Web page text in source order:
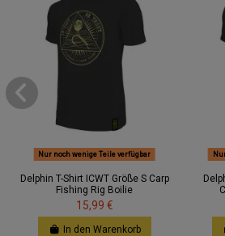
Nur noch wenige Teile verfügbar
Delphin T-Shirt ICWT Größe S Carp
Fishing Rig Boilie
15,99 €
In den Warenkorb